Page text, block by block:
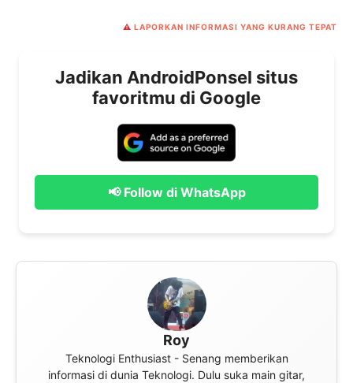
⚠️ LAPORKAN INFORMASI YANG KURANG TEPAT
Jadikan AndroidPonsel situs
favoritmu di Google
📢 Follow di WhatsApp
Roy
Teknologi Enthusiast - Senang memberikan
informasi di dunia Teknologi. Dulu suka main gitar,